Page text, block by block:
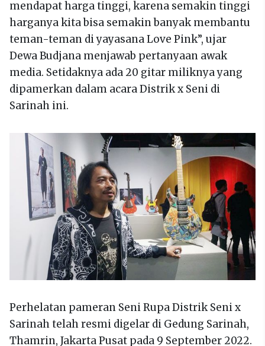
mendapat harga tinggi, karena semakin tinggi
harganya kita bisa semakin banyak membantu
teman-teman di yayasana Love Pink”, ujar
Dewa Budjana menjawab pertanyaan awak
media. Setidaknya ada 20 gitar miliknya yang
dipamerkan dalam acara Distrik x Seni di
Sarinah ini.
Perhelatan pameran Seni Rupa Distrik Seni x
Sarinah telah resmi digelar di Gedung Sarinah,
Thamrin, Jakarta Pusat pada 9 September 2022.